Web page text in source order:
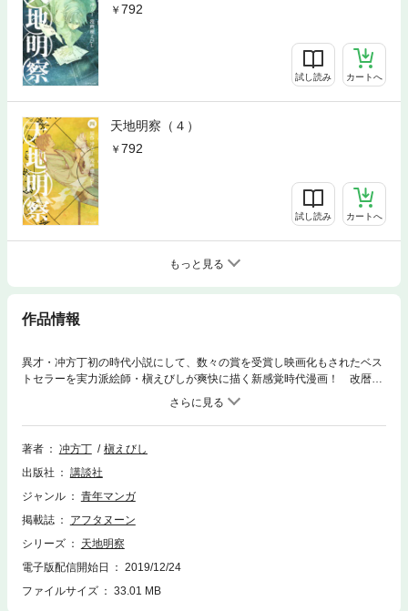
792
試し読み カートへ
天地明察（４）
792
試し読み カートへ
もっと見る
作品情報
異才・冲方丁初の時代小説にして、数々の賞を受賞し映画化もされたベス
トセラーを実力派絵師・槇えびしが爽快に描く新感覚時代漫画！ 改暦事
業は一度頓挫したものの、研鑽を重ね着々と成果を挙げる渋川春海（しぶ
かわ・はるみ）。だが立て続けに大事な人を失ってしまう。悲しみの底に
ある春海は立ち直れるのか!? そして改暦事業の行く末は!? 人生の喜怒
哀楽が流転する!!
著者 冲方丁
槇えびし
出版社
講談社
ジャンル
青年マンガ
掲載誌
アフタヌーン
シリーズ
天地明察
電子版配信開始日
2019/12/24
ファイルサイズ
33.01 MB